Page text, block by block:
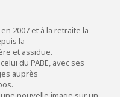
2007 et à la retraite la
la
et assidue.
du PABE, avec ses
auprès